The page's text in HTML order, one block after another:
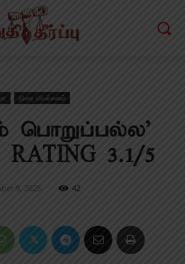
திரை விமர்சனம்
பொறுப்பல்ல’
3.1/5
9, 2025 42